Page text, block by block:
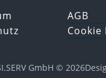
AGB
Cookie
GmbH © 2026